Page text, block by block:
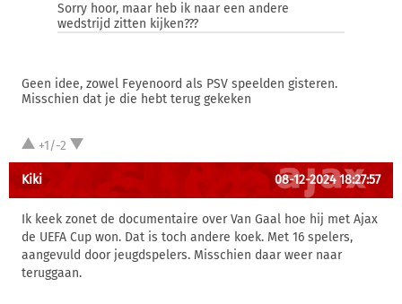
Sorry hoor, maar heb ik naar een andere
wedstrijd zitten kijken???
Geen idee, zowel Feyenoord als PSV speelden gisteren.
Misschien dat je die hebt terug gekeken
+1/-2
Kiki 08-12-2024 18:27:57
Ik keek zonet de documentaire over Van Gaal hoe hij met Ajax
de UEFA Cup won. Dat is toch andere koek. Met 16 spelers,
aangevuld door jeugdspelers. Misschien daar weer naar
teruggaan.